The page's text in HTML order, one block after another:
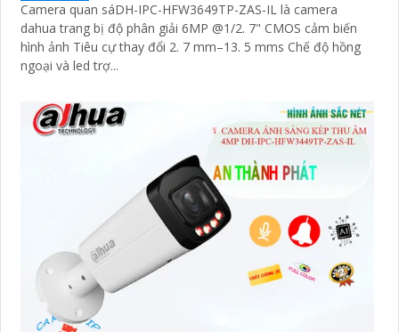
Camera quan sáDH-IPC-HFW3649TP-ZAS-IL là camera
dahua trang bị độ phân giải 6MP @1/2. 7" CMOS cảm biến
hình ảnh Tiêu cự thay đổi 2. 7 mm–13. 5 mms Chế độ hồng
ngoại và led trợ...